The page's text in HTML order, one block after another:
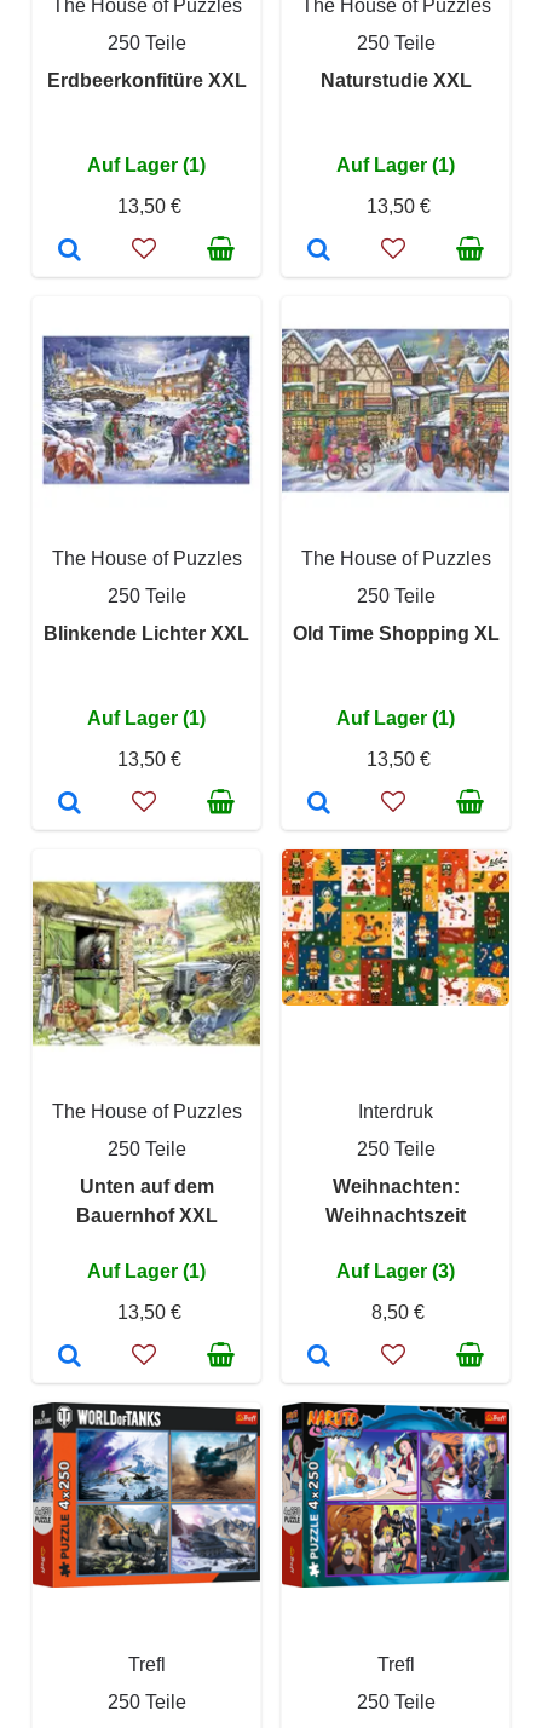
The House of Puzzles
250 Teile
Erdbeerkonfitüre XXL
Auf Lager (1)
13,50 €
The House of Puzzles
250 Teile
Naturstudie XXL
Auf Lager (1)
13,50 €
The House of Puzzles
250 Teile
Blinkende Lichter XXL
Auf Lager (1)
13,50 €
The House of Puzzles
250 Teile
Old Time Shopping XL
Auf Lager (1)
13,50 €
The House of Puzzles
250 Teile
Unten auf dem
Bauernhof XXL
Auf Lager (1)
13,50 €
Interdruk
250 Teile
Weihnachten:
Weihnachtszeit
Auf Lager (3)
8,50 €
Trefl
250 Teile
Trefl
250 Teile